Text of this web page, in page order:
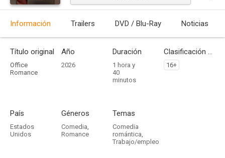
Información Trailers DVD / Blu-Ray Noticias
Título original
Office
Romance
Año
2026
Duración
1 hora y
40
minutos
Clasificación por edades
16+
País
Estados
Unidos
Géneros
Comedia,
Romance
Temas
Comedia
romántica,
Trabajo/empleo